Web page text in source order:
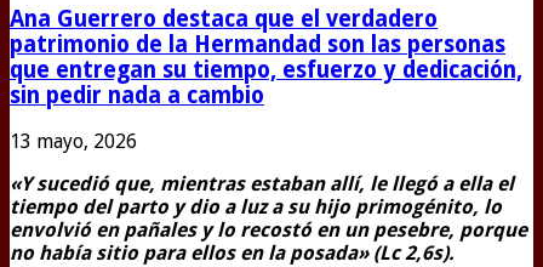
Ana Guerrero destaca que el verdadero
patrimonio de la Hermandad son las personas
que entregan su tiempo, esfuerzo y dedicación,
sin pedir nada a cambio
13 mayo, 2026
«Y sucedió que, mientras estaban allí, le llegó a ella el
tiempo del parto y dio a luz a su hijo primogénito, lo
envolvió en pañales y lo recostó en un pesebre, porque
no había sitio para ellos en la posada» (Lc 2,6s).